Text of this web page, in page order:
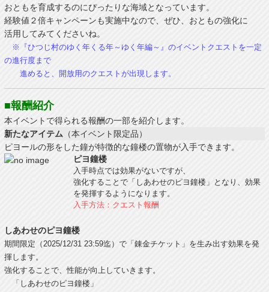
おともを育成するのにぴったりな海域となっています。
経験値２倍キャンペーンも実施中なので、ぜひ、おともの強化に
活用してみてくださいね。
※『ひつじ村のゆく年くる年～ゆく年編～』のイベントクエストを一定
の進行度まで
進めると、開放用のクエストが出現します。
■報酬紹介
本イベントで得られる報酬の一部を紹介します。
新たなアイテム （本イベント限定品）
ピヨールの形をした鐘が特徴的な鐘楼の置物が入手できます。
ピヨ鐘楼
入手時点では効果がないですが、
強化することで「しあわせのピヨ鐘楼」となり、効果
を発揮するようになります。
入手方法：クエスト報酬
しあわせのピヨ鐘楼
期間限定（2025/12/31 23:59迄）で「錬金チケット」を生み出す効果を発
揮します。
強化することで、性能が向上していきます。
「しあわせのピヨ鐘楼」